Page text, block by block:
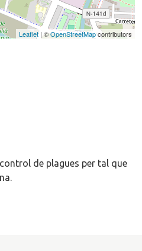
Leaflet| ©OpenStreetMapcontributors
de plagues per tal que